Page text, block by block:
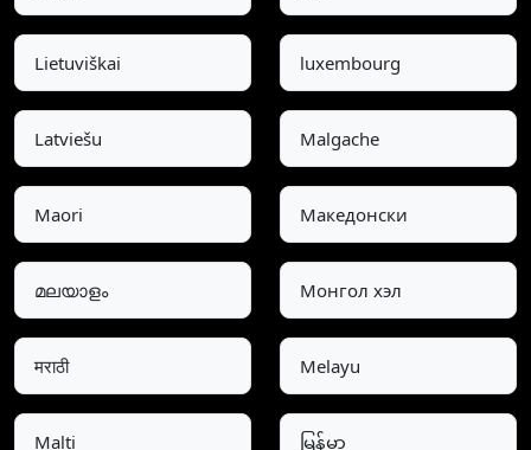
Lietuviškai luxembourg
Latviešu Malgache
Maori Македонски
മലയാളം Монгол хэл
मराठी Melayu
Malti မြန်မာ